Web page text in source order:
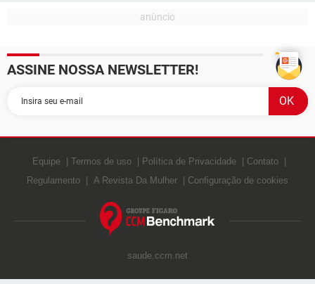
ASSINE NOSSA NEWSLETTER!
Equipe Termos de uso Política de Privacidade
Contato
Regulamento
A Revista Da Mulher Configuração de cookies
saude.ccm.net